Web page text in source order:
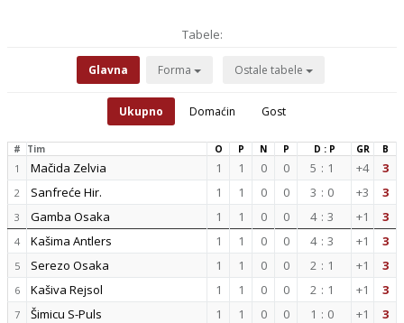
Tabele:
Glavna Forma Ostale tabele
Ukupno Domaćin Gost
# Tim O P N P D : P GR B
1 Mačida Zelvia 1 1 0 0 5 : 1 +4 3
2 Sanfreće Hir. 1 1 0 0 3 : 0 +3 3
3 Gamba Osaka 1 1 0 0 4 : 3 +1 3
4 Kašima Antlers 1 1 0 0 4 : 3 +1 3
5 Serezo Osaka 1 1 0 0 2 : 1 +1 3
6 Kašiva Rejsol 1 1 0 0 2 : 1 +1 3
7 Šimicu S-Puls 1 1 0 0 1 : 0 +1 3